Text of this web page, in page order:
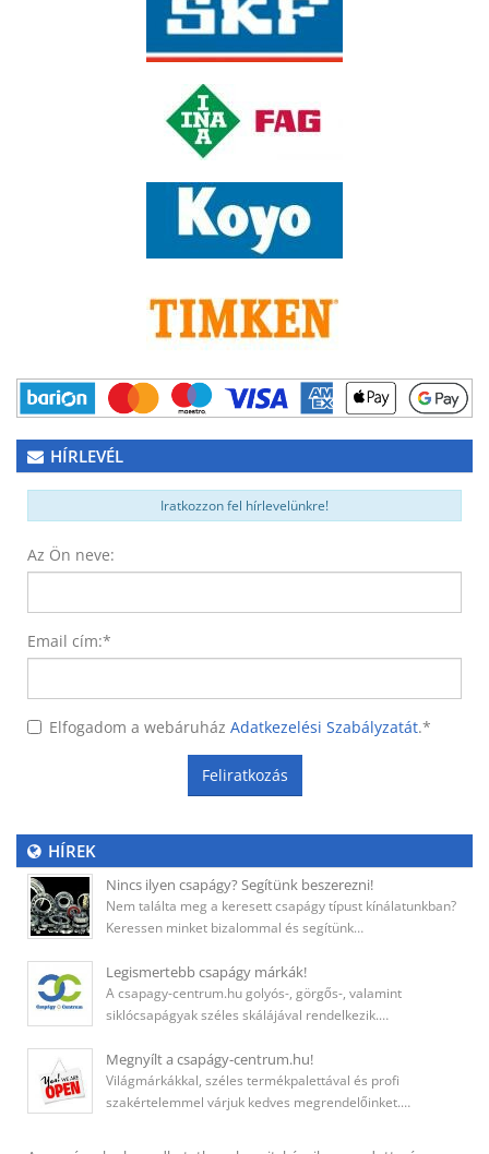
HÍRLEVÉL
Iratkozzon fel hírlevelünkre!
Az Ön neve:
Email cím:*
Elfogadom a webáruház Adatkezelési Szabályzatát.*
Feliratkozás
HÍREK
Nincs ilyen csapágy? Segítünk beszerezni!
Nem találta meg a keresett csapágy típust kínálatunkban?
Keressen minket bizalommal és segítünk…
Legismertebb csapágy márkák!
A csapagy-centrum.hu golyós-, görgős-, valamint
siklócsapágyak széles skálájával rendelkezik.…
Megnyílt a csapágy-centrum.hu!
Világmárkákkal, széles termékpalettával és profi
szakértelemmel várjuk kedves megrendelőinket.…